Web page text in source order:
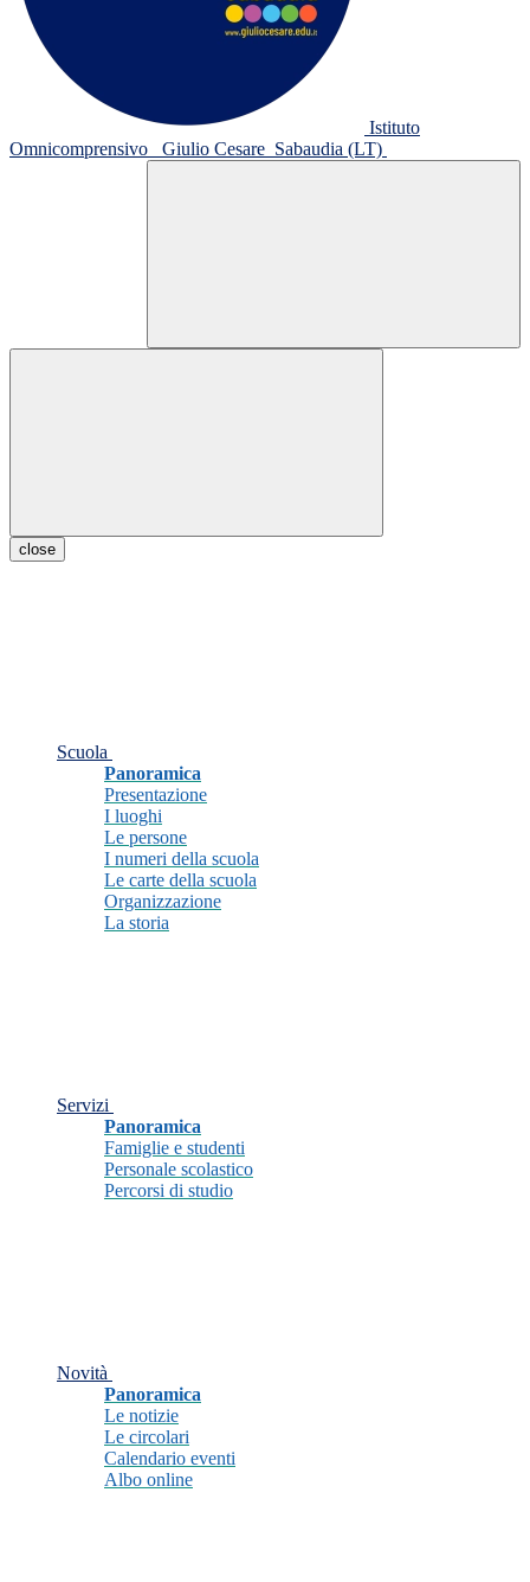
Istituto
Omnicomprensivo
Giulio Cesare Sabaudia (LT)
close
Scuola
Panoramica
Presentazione
I luoghi
Le persone
I numeri della scuola
Le carte della scuola
Organizzazione
La storia
Servizi
Panoramica
Famiglie e studenti
Personale scolastico
Percorsi di studio
Novità
Panoramica
Le notizie
Le circolari
Calendario eventi
Albo online